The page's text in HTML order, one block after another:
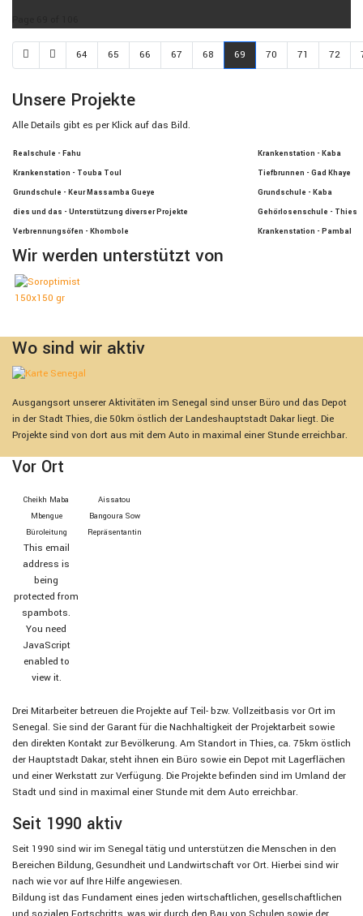
64 65 66 67 68 69 70 71 72
Unsere Projekte
Alle Details gibt es per Klick auf das Bild.
Realschule - Fahu
Krankenstation - Kaba
Krankenstation - Touba Toul
Tiefbrunnen - Gad Khaye
Grundschule - Keur Massamba Gueye
Grundschule - Kaba
dies und das - Unterstützung diverser Projekte
Gehörlosenschule - Thies
Verbrennungsöfen - Khombole
Krankenstation - Pambal
Wir werden unterstützt von
Wo sind wir aktiv
Ausgangsort unserer Aktivitäten im Senegal sind unser Büro und das Depot
in der Stadt Thies, die 50km östlich der Landeshauptstadt Dakar liegt. Die
Projekte sind von dort aus mit dem Auto in maximal einer Stunde erreichbar.
Vor Ort
Cheikh Maba
Mbengue
Bürolei­tung
This email
address is
being
protected from
spambots.
You need
JavaScript
enabled to
view it.
Aissatou
Bangoura Sow
Repräsen­tan­tin
Drei Mitarbeiter betreuen die Projekte auf Teil- bzw. Vollzeitbasis vor Ort im
Senegal. Sie sind der Garant für die Nachhaltigkeit der Projektarbeit sowie
den direkten Kontakt zur Bevölkerung. Am Standort in Thies, ca. 75km östlich
der Hauptstadt Dakar, steht ihnen ein Büro sowie ein Depot mit Lagerflächen
und einer Werkstatt zur Verfügung. Die Projekte befinden sind im Umland der
Stadt und sind in maximal einer Stunde mit dem Auto erreichbar.
Seit 1990 aktiv
Seit 1990 sind wir im Senegal tätig und unterstützen die Menschen in den
Bereichen Bildung, Gesundheit und Landwirtschaft vor Ort. Hierbei sind wir
nach wie vor auf Ihre Hilfe angewiesen.
Bildung ist das Fundament eines jeden wirtschaftlichen, gesellschaftlichen